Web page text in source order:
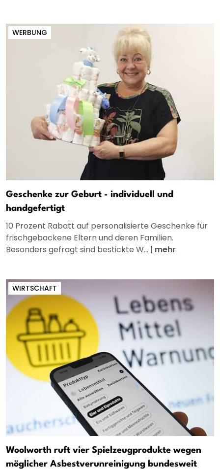
WERBUNG
Geschenke zur Geburt - individuell und
handgefertigt
10 Prozent Rabatt auf personalisierte Geschenke für
frischgebackene Eltern und deren Familien.
Besonders gefragt sind bestickte W... | mehr
WIRTSCHAFT
Woolworth ruft vier Spielzeugprodukte wegen
möglicher Asbestverunreinigung bundesweit